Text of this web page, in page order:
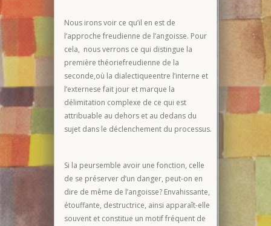
Nous irons voir ce qu’il en est de
l’approche freudienne de l’angoisse. Pour
cela, nous verrons ce qui distingue la
première théoriefreudienne de la
seconde,où la dialectiqueentre l’interne et
l’externese fait jour et marque la
délimitation complexe de ce qui est
attribuable au dehors et au dedans du
sujet dans le déclenchement du processus.
Si la peursemble avoir une fonction, celle
de se préserver d’un danger, peut-on en
dire de même de l’angoisse? Envahissante,
étouffante, destructrice, ainsi apparaît-elle
souvent et constitue un motif fréquent de